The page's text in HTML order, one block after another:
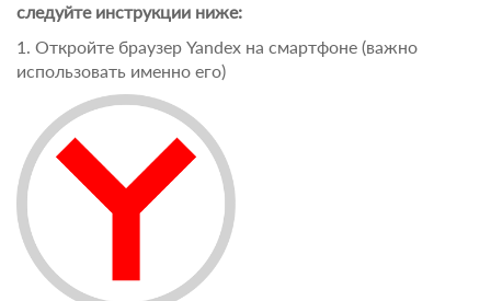
следуйте инструкции ниже:
1. Откройте браузер Yandex на смартфоне (важно
использовать именно его)